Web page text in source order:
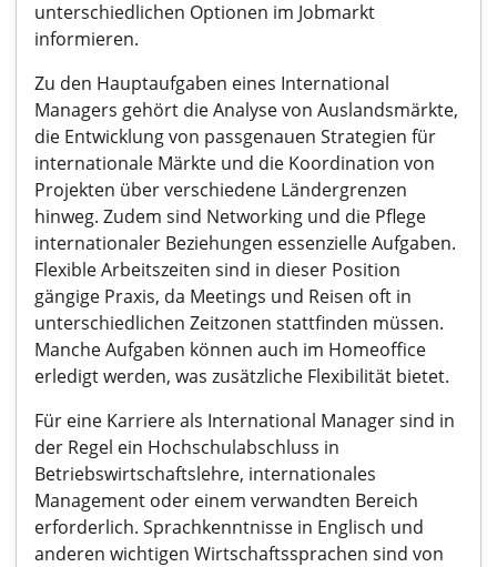
unterschiedlichen Optionen im Jobmarkt
informieren.
Zu den Hauptaufgaben eines International
Managers gehört die Analyse von Auslandsmärkte,
die Entwicklung von passgenauen Strategien für
internationale Märkte und die Koordination von
Projekten über verschiedene Ländergrenzen
hinweg. Zudem sind Networking und die Pflege
internationaler Beziehungen essenzielle Aufgaben.
Flexible Arbeitszeiten sind in dieser Position
gängige Praxis, da Meetings und Reisen oft in
unterschiedlichen Zeitzonen stattfinden müssen.
Manche Aufgaben können auch im Homeoffice
erledigt werden, was zusätzliche Flexibilität bietet.
Für eine Karriere als International Manager sind in
der Regel ein Hochschulabschluss in
Betriebswirtschaftslehre, internationales
Management oder einem verwandten Bereich
erforderlich. Sprachkenntnisse in Englisch und
anderen wichtigen Wirtschaftssprachen sind von